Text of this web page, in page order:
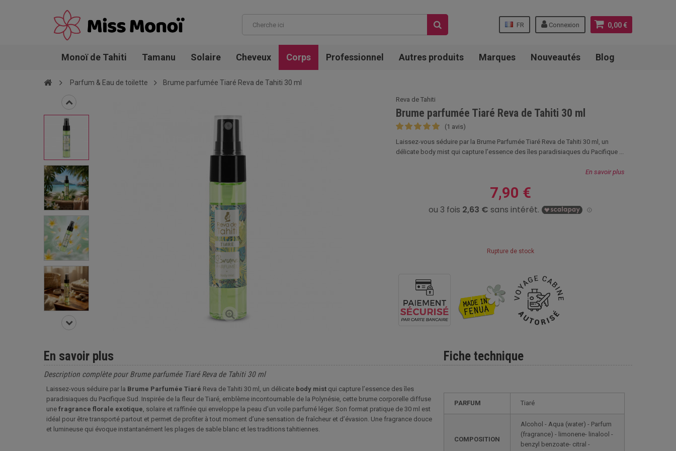
0,00 €
Connexion
FR
Monoï de Tahiti Tamanu Solaire Cheveux Corps Professionnel Autres produits Marques Nouveautés Blog
Parfum & Eau de toilette Brume parfumée Tiaré Reva de Tahiti 30 ml
Reva de Tahiti
Brume parfumée Tiaré Reva de Tahiti 30 ml
(1 avis)
Laissez-vous séduire par la Brume Parfumée Tiaré Reva de Tahiti 30 ml, un
délicate body mist qui capture l’essence des îles paradisiaques du Pacifique ...
En savoir plus
7,90 €
Rupture de stock
Fiche technique
PARFUM Tiaré
COMPOSITION
Alcohol - Aqua (water) - Parfum
(fragrance) - limonene- linalool -
benzyl benzoate- citral -
En savoir plus
Description complète pour Brume parfumée Tiaré Reva de Tahiti 30 ml
Laissez-vous séduire par la Brume Parfumée Tiaré Reva de Tahiti 30 ml, un délicate body mist qui capture l’essence des îles
paradisiaques du Pacifique Sud. Inspirée de la fleur de Tiaré, emblème incontournable de la Polynésie, cette brume corporelle diffuse
une fragrance florale exotique, solaire et raffinée qui enveloppe la peau d’un voile parfumé léger. Son format pratique de 30 ml est
idéal pour être transporté partout et permet de profiter à tout moment d’une sensation de fraîcheur et d’évasion. Une fragrance douce
et lumineuse qui évoque instantanément les plages de sable blanc et les traditions tahitiennes.